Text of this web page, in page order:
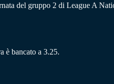
del gruppo 2 di League A
è bancato a 3.25.